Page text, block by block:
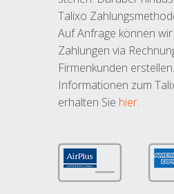
Talixo
Auf Anfrage können
Zahlungen via
Firmenkunden
Informationen zum
erhalten Sie hier.